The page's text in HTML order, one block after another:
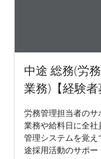
中途 総務(労
業務)【経験者
労務管理担当者の
業務や給料日に全
管理システムを覚
途採用活動のサポー